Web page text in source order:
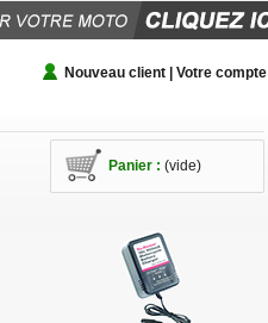
Nouveau client | Votre compte
Panier : (vide)